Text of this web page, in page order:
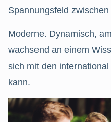
Spannungsfeld
Moderne. Dynamisch,
wachsend an einem
sich mit den
kann.